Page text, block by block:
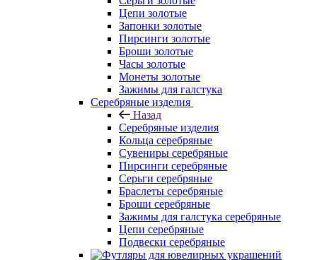
Цепи золотые
Запонки золотые
Пирсинги золотые
Броши золотые
Часы золотые
Монеты золотые
Зажимы для галстука
Серебряные изделия
Назад
Серебряные изделия
Кольца серебряные
Сувениры серебряные
Пирсинги серебряные
Серьги серебряные
Браслеты серебряные
Броши серебряные
Зажимы для галстука серебряные
Цепи серебряные
Подвески серебряные